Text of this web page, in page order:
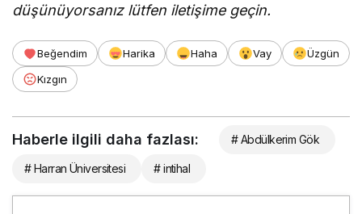
düşünüyorsanız lütfen iletişime geçin.
Beğendim Harika Haha Vay
Üzgün
Kızgın
Haberle ilgili daha fazlası: # Abdülkerim Gök
# Harran Üniversitesi # intihal